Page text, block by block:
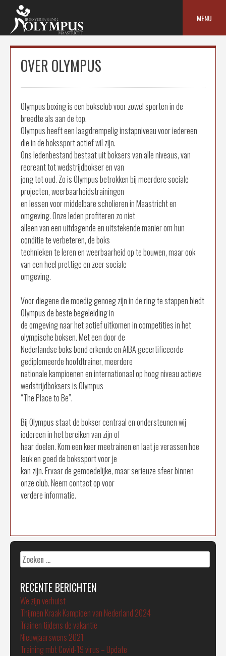
content
MENU
OVER OLYMPUS
Olympus boxing is een boksclub voor zowel sporten in de
breedte als aan de top.
Olympus heeft een laagdrempelig instapniveau voor iedereen
die in de bokssport actief wil zijn.
Ons ledenbestand bestaat uit boksers van alle niveaus, van
recreant tot wedstrijdbokser en van
jong tot oud. Zo is Olympus betrokken bij meerdere sociale
projecten, weerbaarheidstrainingen
en lessen voor middelbare scholieren in Maastricht en
omgeving. Onze leden profiteren zo niet
alleen van een uitdagende en uitstekende manier om hun
conditie te verbeteren, de boks
technieken te leren en weerbaarheid op te bouwen, maar ook
van een heel prettige en zeer sociale
omgeving.
Voor diegene die moedig genoeg zijn in de ring te stappen biedt
Olympus de beste begeleiding in
de omgeving naar het actief uitkomen in competities in het
olympische boksen. Met een door de
Nederlandse boks bond erkende en AIBA gecertificeerde
gediplomeerde hoofdtrainer, meerdere
nationale kampioenen en internationaal op hoog niveau actieve
wedstrijdboksers is Olympus
“The Place to Be”.
Bij Olympus staat de bokser centraal en ondersteunen wij
iedereen in het bereiken van zijn of
haar doelen. Kom een keer meetrainen en laat je verassen hoe
leuk en goed de bokssport voor je
kan zijn. Ervaar de gemoedelijke, maar serieuze sfeer binnen
onze club. Neem contact op voor
verdere informatie.
Zoeken
naar:
RECENTE BERICHTEN
We zijn verhuist
Thijmen Kraak Kampioen van Nederland 2024
Trainen tijdens de vakantie
Nieuwjaarswens 2021
Training mbt Covid-19 virus – Update